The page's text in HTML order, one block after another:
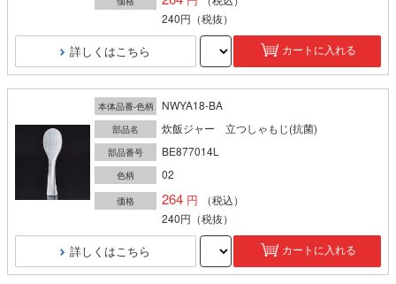
240円 （税抜）
詳しくはこちら カートに入れる
本体品番-色柄 NWYA18-BA
部品名 炊飯ジャー 立つしゃもじ(抗菌)
部品番号 BE877014L
色柄 02
価格 264
（税込）
240円 （税抜）
詳しくはこちら カートに入れる